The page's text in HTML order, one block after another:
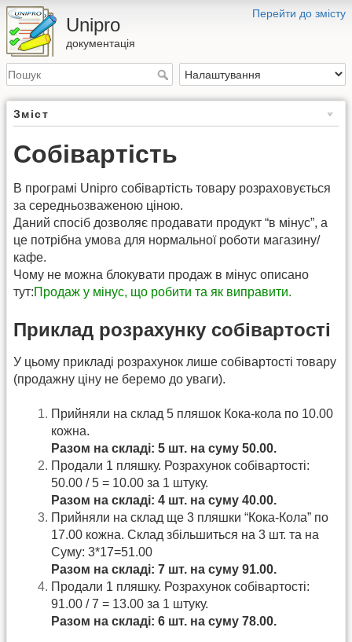
Перейти до змісту
Unipro
документація
Зміст
Собівартість
В програмі Unipro собівартість товару розраховується
за середньозваженою ціною.
Даний спосіб дозволяє продавати продукт “в мінус”, а
це потрібна умова для нормальної роботи магазину/
кафе.
Чому не можна блокувати продаж в мінус описано
тут:Продаж у мінус, що робити та як виправити.
Приклад розрахунку собівартості
У цьому прикладі розрахунок лише собівартості товару
(продажну ціну не беремо до уваги).
Прийняли на склад 5 пляшок Кока-кола по 10.00
кожна.
Разом на складі: 5 шт. на суму 50.00.
Продали 1 пляшку. Розрахунок собівартості:
50.00 / 5 = 10.00 за 1 штуку.
Разом на складі: 4 шт. на суму 40.00.
Прийняли на склад ще 3 пляшки “Кока-Кола” по
17.00 кожна. Склад збільшиться на 3 шт. та на
Суму: 3*17=51.00
Разом на складі: 7 шт. на суму 91.00.
Продали 1 пляшку. Розрахунок собівартості:
91.00 / 7 = 13.00 за 1 штуку.
Разом на складі: 6 шт. на суму 78.00.